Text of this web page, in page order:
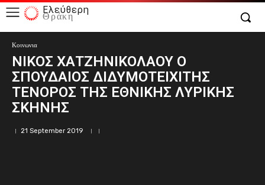
Ελεύθερη
Θράκη
Κοινωνια
ΝΙΚΟΣ ΧΑΤΖΗΝΙΚΟΛΑΟΥ Ο
ΣΠΟΥΔΑΙΟΣ ΔΙΔΥΜΟΤΕΙΧΙΤΗΣ
ΤΕΝΟΡΟΣ ΤΗΣ ΕΘΝΙΚΗΣ ΛΥΡΙΚΗΣ
ΣΚΗΝΗΣ
21 September 2019